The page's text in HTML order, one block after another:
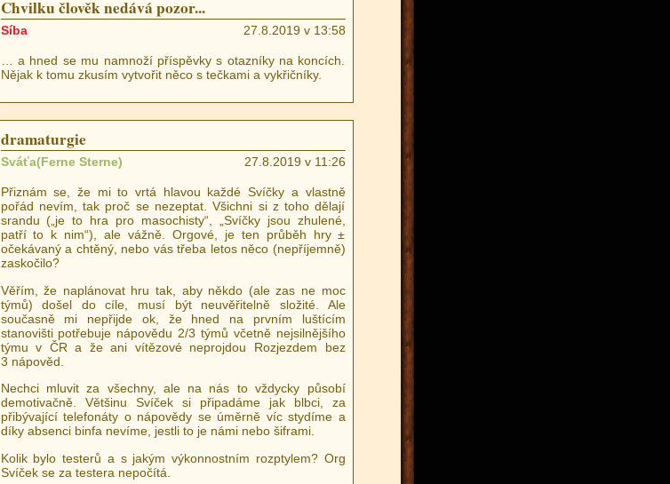
Chvilku člověk nedává pozor...
Síba 27.8.2019 v 13:58
… a hned se mu namnoží příspěvky s otazníky na koncích.
Nějak k tomu zkusím vytvořit něco s tečkami a vykřičníky.
dramaturgie
Sváťa(Ferne Sterne) 27.8.2019 v 11:26
Přiznám se, že mi to vrtá hlavou každé Svíčky a vlastně
pořád nevím, tak proč se nezeptat. Všichni si z toho dělají
srandu („je to hra pro masochisty“, „Svíčky jsou zhulené,
patří to k nim“), ale vážně. Orgové, je ten průběh hry ±
očekávaný a chtěný, nebo vás třeba letos něco (nepříjemně)
zaskočilo?
Věřím, že naplánovat hru tak, aby někdo (ale zas ne moc
týmů) došel do cíle, musí být neuvěřitelně složité. Ale
současně mi nepřijde ok, že hned na prvním luštícím
stanovišti potřebuje nápovědu 2/3 týmů včetně nejsilnějšího
týmu v ČR a že ani vítězové neprojdou Rozjezdem bez
3 nápověd.
Nechci mluvit za všechny, ale na nás to vždycky působí
demotivačně. Většinu Svíček si připadáme jak blbci, za
přibývající telefonáty o nápovědy se úměrně víc stydíme a
díky absenci binfa nevíme, jestli to je námi nebo šiframi.
Kolik bylo testerů a s jakým výkonnostním rozptylem? Org
Svíček se za testera nepočítá.